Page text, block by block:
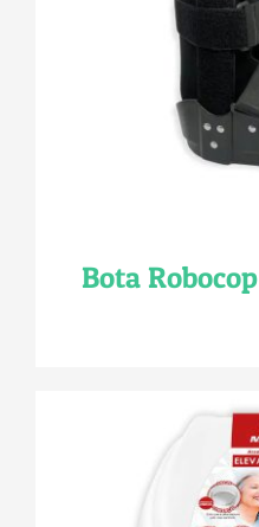
Bota Robocop